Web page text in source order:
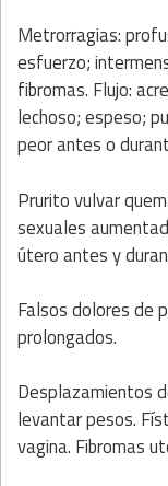
Metrorragias:
esfuerzo;
fibromas. Flujo:
lechoso; espeso;
peor antes o
Prurito vulvar
sexuales
útero antes y
Falsos dolores de
prolongados.
Desplazamientos
levantar pesos.
vagina. Fibromas